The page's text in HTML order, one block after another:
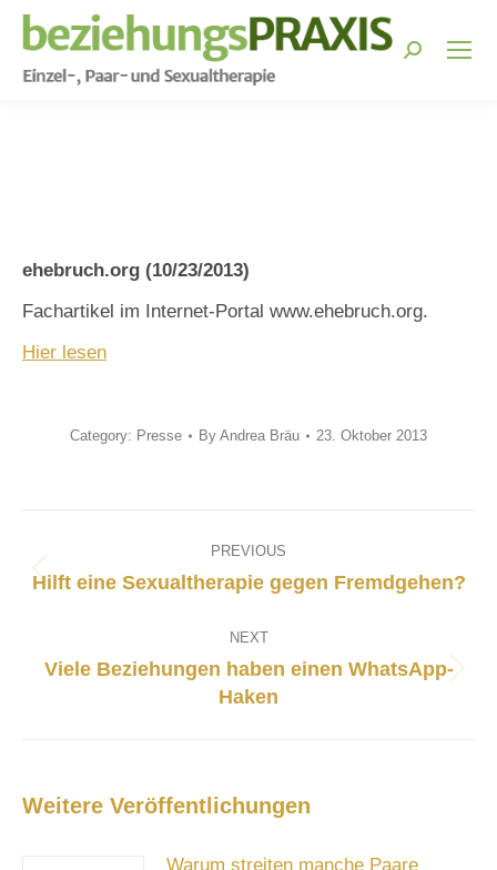
Search:
ehebruch.org (10/23/2013)
Fachartikel im Internet-Portal www.ehebruch.org.
Hier lesen
Category: Presse By Andrea Bräu 23. Oktober 2013
navigation
PREVIOUS
Previous
Hilft eine Sexualtherapie gegen Fremdgehen?
NEXT
Next
Viele Beziehungen haben einen WhatsApp-
Haken
Weitere Veröffentlichungen
Warum streiten manche Paare